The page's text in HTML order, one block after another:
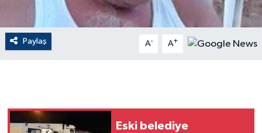
Paylaş A- A+
Eski belediye
EĞİTİM
EKONOMİ
Flaş Haber